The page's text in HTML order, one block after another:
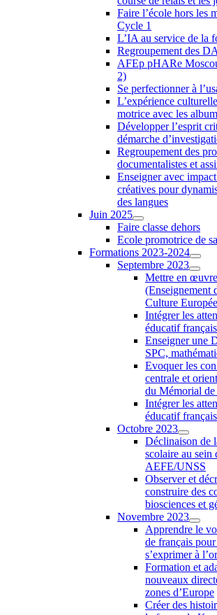
Faire l’école hors les
Cycle 1
L’IA au service de la
Regroupement des
AFEp pHARe
2)
Se perfectionner à
L’expérience
motrice avec les
Développer l’esprit
démarche
Regroupement des
documentalistes et
Enseigner avec
créatives pour
des langues
Juin 2025
Faire classe dehors
Ecole promotrice de
Formations 2023-2024
Septembre 2023
Mettre en
(Enseignement
Culture
Intégrer les
éducatif
Enseigner une
SPC,
Evoquer les
centrale et
du Mémorial de
Intégrer les
éducatif
Octobre 2023
Déclinaison de
scolaire au sein
AEFE/UNSS
Observer et
construire des
biosciences et
Novembre 2023
Apprendre le
de français
s’exprimer à
Formation et
nouveaux
zones d’Europe
Créer des